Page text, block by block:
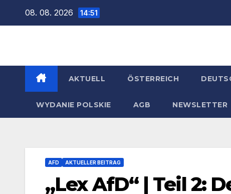
08. 08. 2026 14:51
AKTUELL ÖSTERREICH
WYDANIE POLSKIE AGB NEWSLETTER
AFD AKTUELLER BEITRAG
„Lex AfD“ | Teil 2: